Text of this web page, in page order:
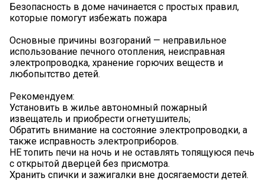
Безопасность в доме начинается с простых правил,
которые помогут избежать пожара
Основные причины возгораний — неправильное
использование печного отопления, неисправная
электропроводка, хранение горючих веществ и
любопытство детей.
Рекомендуем:
Установить в жилье автономный пожарный
извещатель и приобрести огнетушитель;
Обратить внимание на состояние электропроводки, а
также исправность электроприборов.
НЕ топить печи на ночь и не оставлять топящуюся печь
с открытой дверцей без присмотра.
Хранить спички и зажигалки вне досягаемости детей.